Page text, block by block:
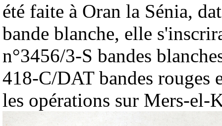
été faite à Oran la Sénia,
bande blanche, elle
n°3456/3-S bandes
418-C/DAT bandes rouges
les opérations sur Mers-el-